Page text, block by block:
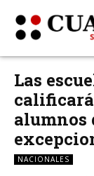
Las
alumnos
NACIONALES